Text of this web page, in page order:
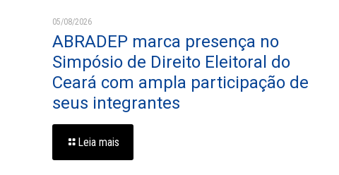
05/08/2026
ABRADEP marca presença no
Simpósio de Direito Eleitoral do
Ceará com ampla participação de
seus integrantes
Leia mais